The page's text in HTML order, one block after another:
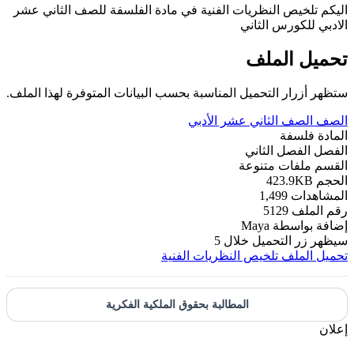
اليكم تلخيص النظريات الفنية في مادة الفلسفة للصف الثاني عشر
الادبي للكورس الثاني
تحميل الملف
ستظهر أزرار التحميل المناسبة بحسب البيانات المتوفرة لهذا الملف.
الصف
الصف الثاني عشر الأدبي
المادة فلسفة
الفصل
الفصل الثاني
القسم ملفات متنوعة
الحجم 423.9KB
المشاهدات 1,499
رقم الملف 5129
إضافة بواسطة Maya
سيظهر زر التحميل خلال 5
تحميل الملف تلخيص النظريات الفنية
المطالبة بحقوق الملكية الفكرية
إعلان